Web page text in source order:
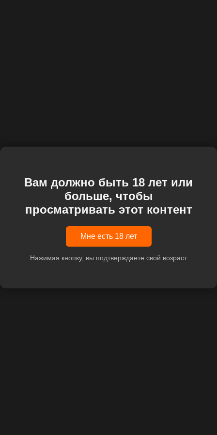
Вам должно быть 18 лет или
больше, чтобы
просматривать этот контент
Мне есть 18 лет
Нажимая кнопку, вы подтверждаете свой возраст